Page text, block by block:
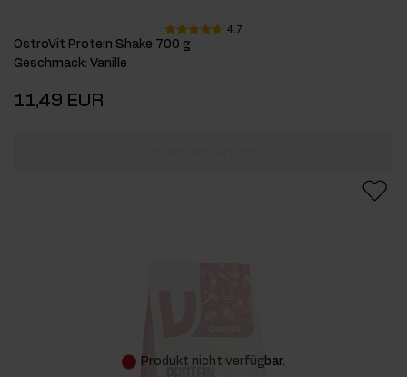
4.7
OstroVit Protein Shake 700 g
Geschmack: Vanille
11,49 EUR
Produkt nicht verfügbar.